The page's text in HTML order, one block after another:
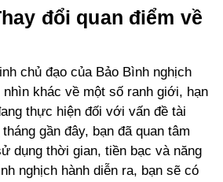
đổi quan điểm về
chủ đạo của Bảo Bình nghịch
nhìn khác về một số ranh giới, hạn
thực hiện đối với vấn đề tài
gần đây, bạn đã quan tâm
dụng thời gian, tiền bạc và năng
nghịch hành diễn ra, bạn sẽ có